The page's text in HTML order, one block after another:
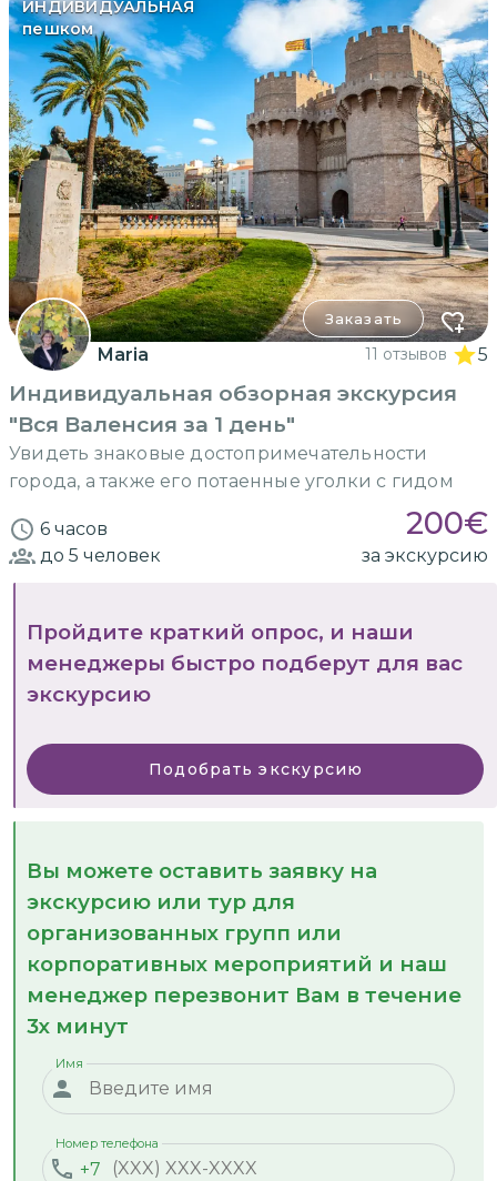
ИНДИВИДУАЛЬНАЯ
пешком
Заказать
Maria 11 отзывов 5
Индивидуальная обзорная экскурсия
"Вся Валенсия за 1 день"
Увидеть знаковые достопримечательности
города, а также его потаенные уголки с гидом
6 часов 200€
до 5 человек за экскурсию
Пройдите краткий опрос, и наши
менеджеры быстро подберут для вас
экскурсию
Подобрать экскурсию
Вы можете оставить заявку на
экскурсию или тур для
организованных групп или
корпоративных мероприятий и наш
менеджер перезвонит Вам в течение
3х минут
Имя
+7
Номер телефона